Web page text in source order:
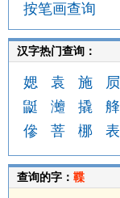
按笔画查询
汉字热门查询：
媤 袁 施 屃
鼮
灗 撬 艂
傪
菩 梛 表
查询的字： 鞢